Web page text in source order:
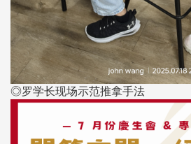
◎罗学长现场示范推拿手法